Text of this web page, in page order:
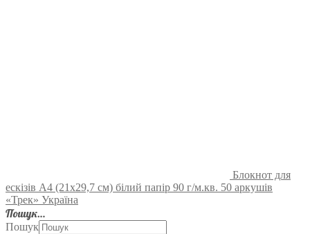
Блокнот для
ескізів А4 (21х29,7 см) білий папір 90 г/м.кв. 50 аркушів
«Трек» Україна
Пошук…
Пошук